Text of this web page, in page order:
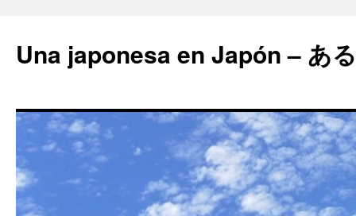
Una japonesa en Japón – あ